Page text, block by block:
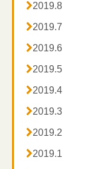
2019.8
2019.7
2019.6
2019.5
2019.4
2019.3
2019.2
2019.1